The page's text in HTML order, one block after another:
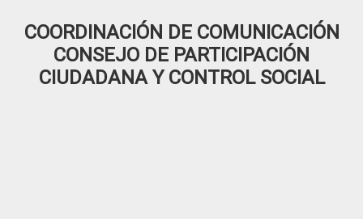
COORDINACIÓN DE COMUNICACIÓN
CONSEJO DE PARTICIPACIÓN
CIUDADANA Y CONTROL SOCIAL